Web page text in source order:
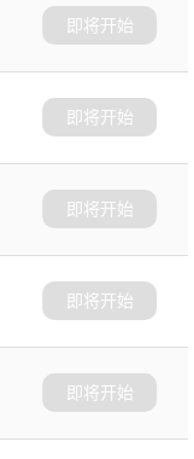
即将开始
即将开始
即将开始
即将开始
即将开始